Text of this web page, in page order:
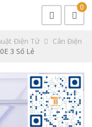
0
Điện Tử
Cân Điện
3 Số Lẻ